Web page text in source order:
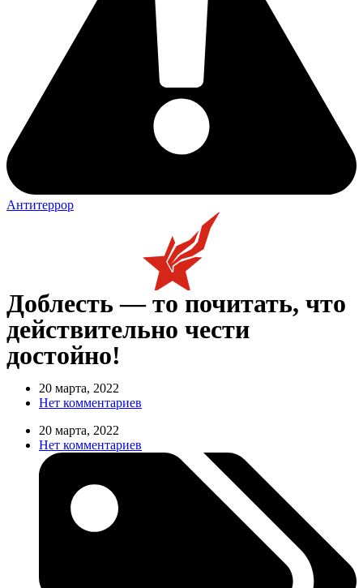
Антитеррор
Доблесть — то почитать, что
действительно чести
достойно!
20 марта, 2022
Нет комментариев
20 марта, 2022
Нет комментариев